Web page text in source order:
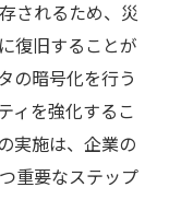
されるため、災
復旧することが
の暗号化を行う
ィを強化するこ
実施は、企業の
重要なステップ